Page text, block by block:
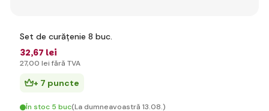
Set de curățenie 8 buc.
32,67 lei
27,00 lei fără TVA
+ 7 puncte
În stoc 5 buc(La dumneavoastră 13.08.)